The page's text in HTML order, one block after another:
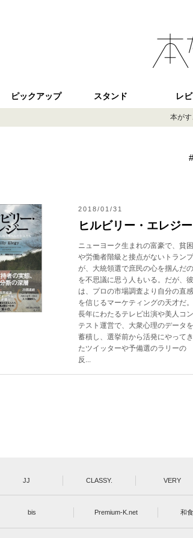
ピックアップ スタンド レ
本がす
2018/01/31
ヒルビリー・エレジー
ニューヨーク生まれの富豪で、貧困
や労働者階級と接点がないトラン
が、大統領選で庶民の心を掴んだの
を不思議に思う人もいる。だが、彼
は、プロの市場調査より自分の直感
を信じるマーケティングの天才だ。
長年にわたるテレビ出演や美人コン
テスト運営で、大衆心理のデータを
蓄積し、選挙前から活発にやってき
たツイッターや予備選のラリーの
反...
JJ CLASSY. VERY
bis Premium-K.net 和